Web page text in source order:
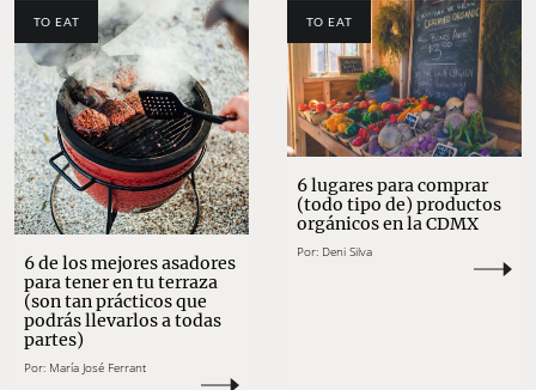
TO EAT
6 de los mejores asadores
para tener en tu terraza
(son tan prácticos que
podrás llevarlos a todas
partes)
Por: María José Ferrant
TO EAT
6 lugares para comprar
(todo tipo de) productos
orgánicos en la CDMX
Por: Deni Silva